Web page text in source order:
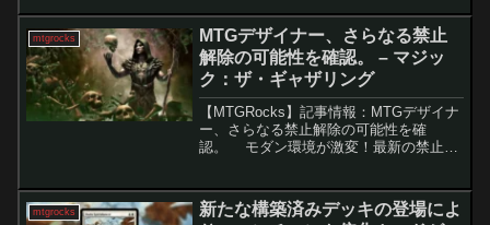
待していた統率者デッキの収録がないこ
とが判明...
mtgrocks
MTGデザイナー、さらなる禁止
解除の可能性を確認。 – マジッ
ク：ザ・ギャザリング
【MTGRocks】記事情報：MTGデザイナ
ー、さらなる禁止解除の可能性を確
認。 モダン環境が激変！最新の禁止・
「オパールのモックス」の解禁を皮切り
に、プレイヤ...
mtgrocks
新たな構築済みデッキの登場によ